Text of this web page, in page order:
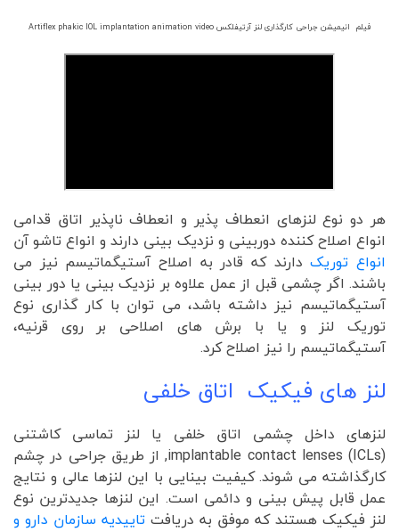
فیلم انیمیشن جراحی کارگذاری لنز آرتیفلکس Artiflex phakic IOL implantation animation video
هر دو نوع لنزهای انعطاف پذیر و انعطاف ناپذیر اتاق قدامی
انواع اصلاح کننده دوربینی و نزدیک بینی دارند و انواع تاشو آن
انواع توریکدارند که قادر به اصلاح آستیگماتیسم نیز می
باشند. اگر چشمی قبل از عمل علاوه بر نزدیک بینی یا دور بینی
آستیگماتیسم نیز داشته باشد، می توان با کار گذاری نوع
توریک لنز و یا با برش های اصلاحی بر روی قرنیه،
آستیگماتیسم را نیز اصلاح کرد.
لنز های فیکیک اتاق خلفی
لنزهای داخل چشمی اتاق خلفی یا لنز تماسی کاشتنی
implantable contact lenses (ICLs), از طریق جراحی در چشم
کارگذاشته می شوند. کیفیت بینایی با این لنزها عالی و نتایج
عمل قابل پیش بینی و دائمی است. این لنزها جدیدترین نوع
لنز فیکیک هستند که موفق به دریافت تاییدیه سازمان دارو و